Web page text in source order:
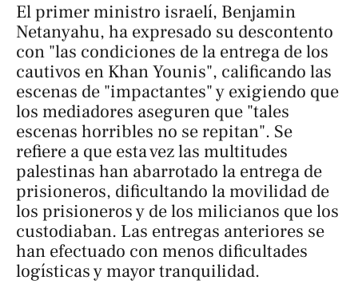
El primer ministro israelí, Benjamin
Netanyahu, ha expresado su descontento
con "las condiciones de la entrega de los
cautivos en Khan Younis", calificando las
escenas de "impactantes" y exigiendo que
los mediadores aseguren que "tales
escenas horribles no se repitan". Se
refiere a que esta vez las multitudes
palestinas han abarrotado la entrega de
prisioneros, dificultando la movilidad de
los prisioneros y de los milicianos que los
custodiaban. Las entregas anteriores se
han efectuado con menos dificultades
logísticas y mayor tranquilidad.